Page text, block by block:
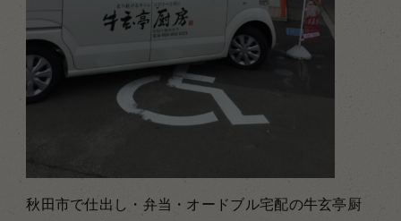
秋田市で仕出し・弁当・オードブル宅配の牛玄亭厨